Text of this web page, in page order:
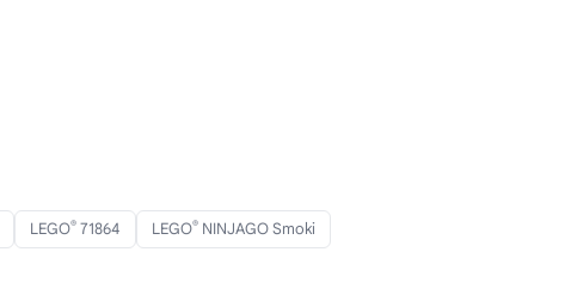
LEGO® 71864 LEGO® NINJAGO Smoki